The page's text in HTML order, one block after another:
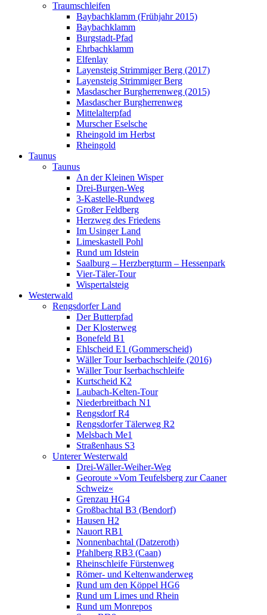
Traumschleifen
Baybachklamm (Frühjahr 2015)
Baybachklamm
Burgstadt-Pfad
Ehrbachklamm
Elfenlay
Layensteig Strimmiger Berg (2017)
Layensteig Strimmiger Berg
Masdascher Burgherrenweg (2015)
Masdascher Burgherrenweg
Mittelalterpfad
Murscher Eselsche
Rheingold im Herbst
Rheingold
Taunus
Taunus
An der Kleinen Wisper
Drei-Burgen-Weg
3-Kastelle-Rundweg
Großer Feldberg
Herzweg des Friedens
Im Usinger Land
Limeskastell Pohl
Rund um Idstein
Saalburg – Herzbergturm – Hessenpark
Vier-Täler-Tour
Wispertalsteig
Westerwald
Rengsdorfer Land
Der Butterpfad
Der Klosterweg
Bonefeld B1
Ehlscheid E1 (Gommerscheid)
Wäller Tour Iserbachschleife (2016)
Wäller Tour Iserbachschleife
Kurtscheid K2
Laubach-Kelten-Tour
Niederbreitbach N1
Rengsdorf R4
Rengsdorfer Tälerweg R2
Melsbach Me1
Straßenhaus S3
Unterer Westerwald
Drei-Wäller-Weiher-Weg
Georoute »Vom Teufelsberg zur Caaner
Schweiz«
Grenzau HG4
Großbachtal B3 (Bendorf)
Hausen H2
Nauort RB1
Nonnenbachtal (Datzeroth)
Pfahlberg RB3 (Caan)
Rheinschleife Fürstenweg
Römer- und Keltenwanderweg
Rund um den Köppel HG6
Rund um Limes und Rhein
Rund um Monrepos